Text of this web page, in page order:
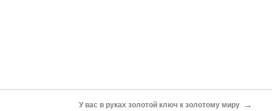
У вас в руках золотой ключ к золотому миру →